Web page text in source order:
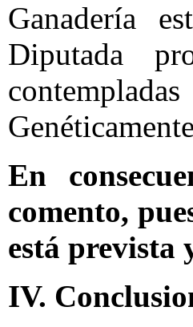
Ganadería
Diputada
En
comento,
está prevista
IV.